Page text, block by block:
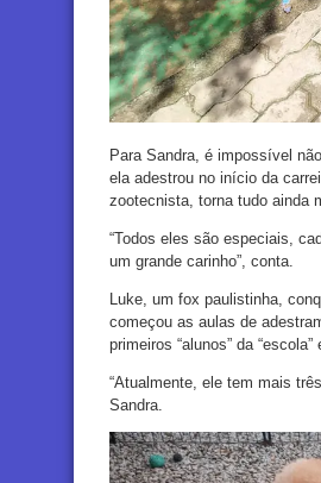
Para Sandra, é impossível
ela adestrou no início da
zootecnista, torna tudo ainda
“Todos eles são especiais,
um grande carinho”, conta.
Luke, um fox paulistinha,
começou as aulas de
primeiros “alunos” da
“Atualmente, ele tem mais
Sandra.